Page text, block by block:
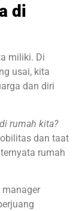
di
miliki. Di
usai, kita
dan diri
rumah kita?
dan taat
rumah
manager